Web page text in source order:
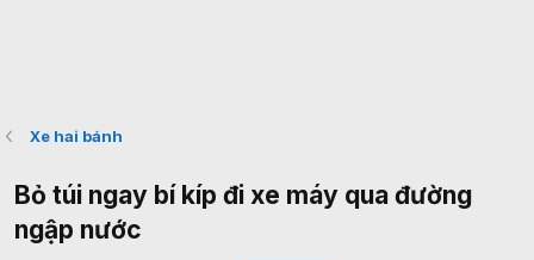
Xe hai bánh
Bỏ túi ngay bí kíp đi xe máy qua đường
ngập nước